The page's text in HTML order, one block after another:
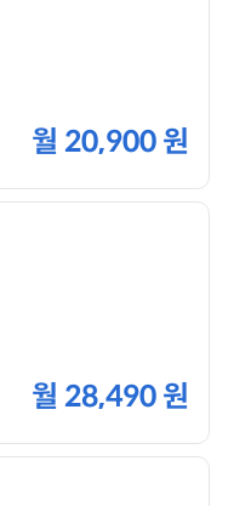
월 20,900 원
월 28,490 원